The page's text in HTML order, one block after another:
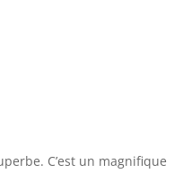
C’est un magnifique